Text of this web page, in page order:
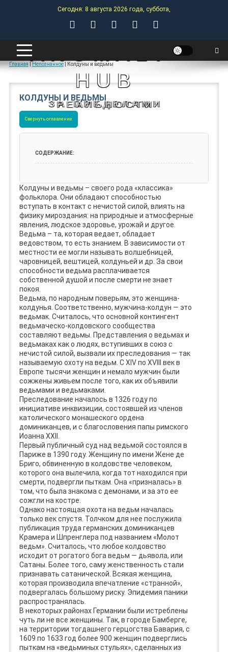
Сегодня: 8 августа 2026 года, суббота,
ANOMALY-
HUB
ЗА ПРЕДЕЛАМИ РЕАЛЬНОСТИ
Главная Непознанное| Колдуны и ведьмы
КОЛДУНЫ И ВЕДЬМЫ
Свернуть оглавление
Колдуны и ведьмы – своего рода «классика»
фольклора. Они обладают способностью
вступать в контакт с нечистой силой, влиять на
физику мироздания: на природные и атмосферные
явления, людское здоровье, урожай и другое.
Ведьма – та, которая ведает, обладает
ведовством, то есть знанием. В зависимости от
местности ее могли называть волшебницей,
чаровницей, вештицей, колдуньей и др. За свои
способности ведьма расплачивается
собственной душой и после смерти не знает
покоя.
Ведьма, по народным поверьям, это женщина-
колдунья. Соответственно, мужчина-колдун — это
ведьмак. Считалось, что основной контингент
ведьмаческо-колдовского сообщества
составляют ведьмы. Представления о ведьмах и
ведьмаках как о людях, вступивших в союз с
нечистой силой, вызвали их преследования — так
называемую охоту на ведьм. С XIV по XVIII век в
Европе тысячи женщин и немало мужчин были
сожжены живьем после того, как их объявили
ведьмами и ведьмаками.
Преследование началось в 1326 году по
инициативе инквизиции, состоявшей из членов
католического монашеского ордена
доминиканцев, и с благословения папы римского
Иоанна XXII.
Первый публичный суд над ведьмой состоялся в
Париже в 1390 году. Женщину по имени Жене де
Бриго, обвиненную в колдовстве человеком,
которого она вылечила, когда тот находился при
смерти, подвергли пыткам. Она «призналась» в
том, что была знакома с демонами, и за это ее
сожгли на костре.
Однако настоящая охота на ведьм началась
только век спустя. Толчком для нее послужила
публикация труда германских доминиканцев
Крамера и Шпренглера под названием «Молот
ведьм». Считалось, что любое колдовство
исходит от рогатого бога ведьм — дьявола, или
Сатаны. Более того, саму женственность стали
признавать сатанической. Всякая женщина,
которая производила впечатление «странной»,
подвергалась большому риску. Эпидемия паники
распространялась.
В некоторых районах Германии были истреблены
чуть ли не все женщины. Так, в городе Бамберге,
на территории тогдашнего герцогства Бавария, с
1609 по 1633 год более 900 женщин подверглись
пыткам на «ведьминых стульях», сделанных из